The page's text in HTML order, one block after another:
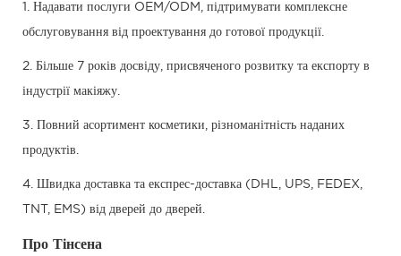
1. Надавати послуги OEM/ODM, підтримувати комплексне
обслуговування від проектування до готової продукції.
2. Більше 7 років досвіду, присвяченого розвитку та експорту в
індустрії макіяжу.
3. Повний асортимент косметики, різноманітність наданих
продуктів.
4. Швидка доставка та експрес-доставка (DHL, UPS, FEDEX,
TNT, EMS) від дверей до дверей.
Про Тінсена